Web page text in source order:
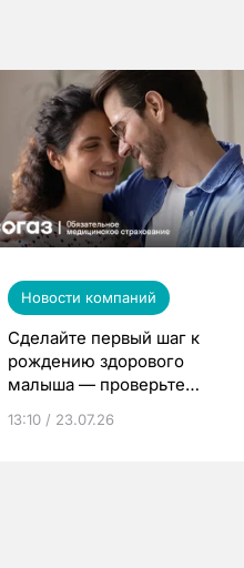
Новости компаний
Сделайте первый шаг к
рождению здорового
малыша — проверьте
по ОМС!
13:10 / 23.07.26